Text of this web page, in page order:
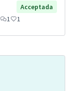
Acceptada
1 1